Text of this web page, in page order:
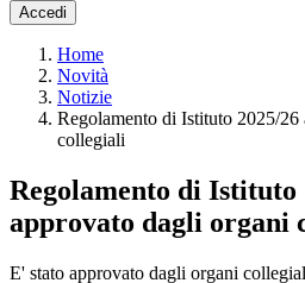
Accedi
Home
Novità
Notizie
Regolamento di Istituto 2025/
collegiali
Regolamento di Istituto
approvato dagli organi
E' stato approvato dagli organi